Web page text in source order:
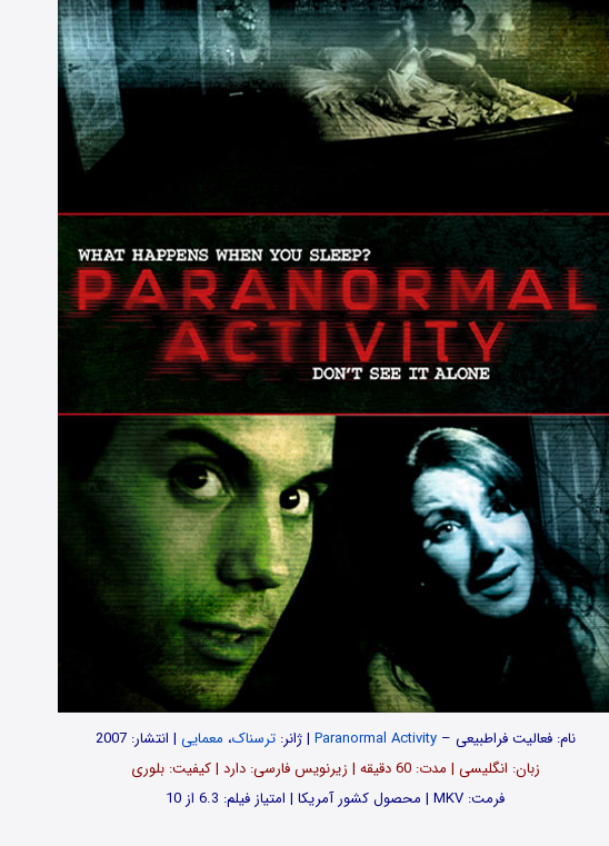
نام: فعالیت فراطبیعی –Paranormal Activity | ژانر:ترسناک، معمایی | انتشار: 2007
زبان: انگلیسی | مدت: 60 دقیقه | زیرنویس فارسی: دارد | کیفیت: بلوری
فرمت: MKV | محصول کشور آمریکا | امتیاز فیلم: 6.3 از 10